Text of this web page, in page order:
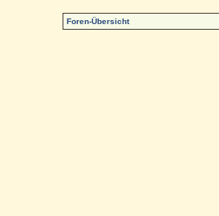
Foren-Übersicht